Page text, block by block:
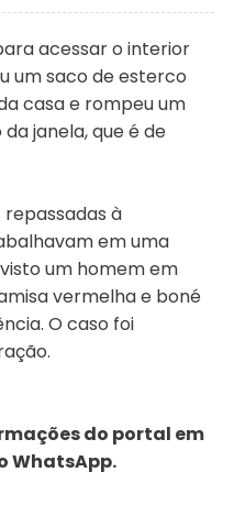
acessar o interior
um saco de esterco
casa e rompeu um
janela, que é de
à
em uma
um homem em
vermelha e boné
O caso foi
do portal em
WhatsApp.